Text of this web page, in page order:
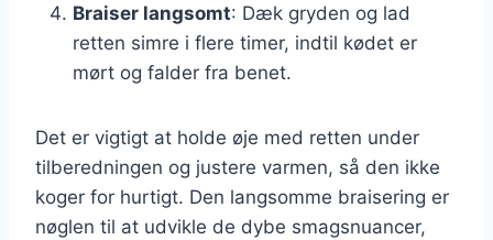
Braiser langsomt: Dæk gryden og lad
retten simre i flere timer, indtil kødet er
mørt og falder fra benet.
Det er vigtigt at holde øje med retten under
tilberedningen og justere varmen, så den ikke
koger for hurtigt. Den langsomme braisering er
nøglen til at udvikle de dybe smagsnuancer,